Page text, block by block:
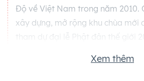
Độ về Việt Nam trong năm 2010.
xây dựng, mở rộng khu chùa mới
tham dự đại lễ Phật đản thế giới
diện tích 539 ha bao gồm 27 ha
Xem thêm